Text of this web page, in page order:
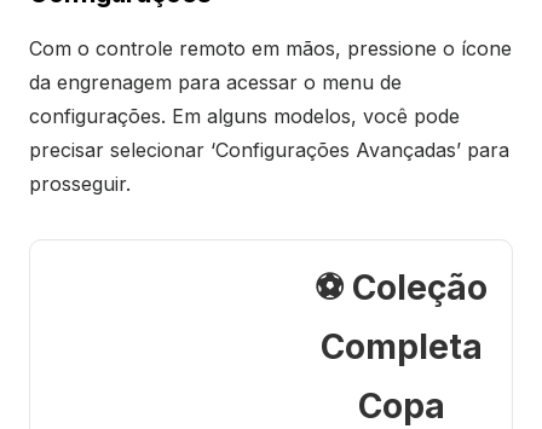
Com o controle remoto em mãos, pressione o ícone
da engrenagem para acessar o menu de
configurações. Em alguns modelos, você pode
precisar selecionar ‘Configurações Avançadas’ para
prosseguir.
⚽ Coleção
Completa
Copa